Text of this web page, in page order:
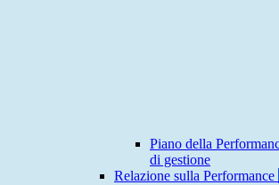
Piano della
di gestione
Relazione sulla Performance